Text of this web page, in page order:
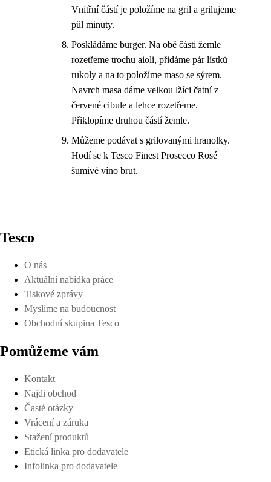
Vnitřní částí je položíme na gril a grilujeme
půl minuty.
Poskládáme burger. Na obě části žemle
rozetřeme trochu aioli, přidáme pár lístků
rukoly a na to položíme maso se sýrem.
Navrch masa dáme velkou lžíci čatní z
červené cibule a lehce rozetřeme.
Přiklopíme druhou částí žemle.
Můžeme podávat s grilovanými hranolky.
Hodí se k Tesco Finest Prosecco Rosé
šumivé víno brut.
Tesco
O nás
Aktuální nabídka práce
Tiskové zprávy
Myslíme na budoucnost
Obchodní skupina Tesco
Pomůžeme vám
Kontakt
Najdi obchod
Časté otázky
Vrácení a záruka
Stažení produktů
Etická linka pro dodavatele
Infolinka pro dodavatele